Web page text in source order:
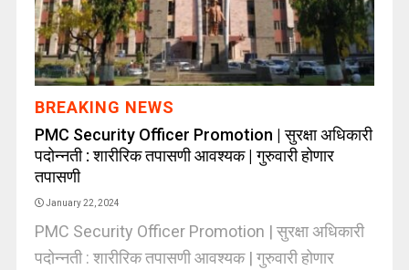
BREAKING NEWS
PMC Security Officer Promotion | सुरक्षा अधिकारी
पदोन्नती : शारीरिक तपासणी आवश्यक | गुरुवारी होणार
तपासणी
January 22, 2024
PMC Security Officer Promotion | सुरक्षा अधिकारी
पदोन्नती : शारीरिक तपासणी आवश्यक | गुरुवारी होणार